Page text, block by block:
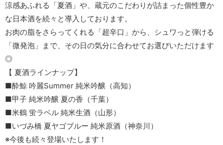
涼感あふれる「夏酒」や、蔵元のこだわりが詰まった個性豊か
な日本酒を続々と導入しております。
お肉の脂をさらってくれる「超辛口」から、シュワっと弾ける
「微発泡」まで、その日の気分に合わせてお選びいただけます
◎
【 夏酒ラインナップ】
■酔鯨 吟麗Summer 純米吟醸（高知）
■甲子 純米吟醸 夏の香（千葉）
■米鶴 蛍ラベル 純米生酒（山形）
■いづみ橋 夏ヤゴブルー 純米原酒（神奈川）
※今後も続々登場いたします！